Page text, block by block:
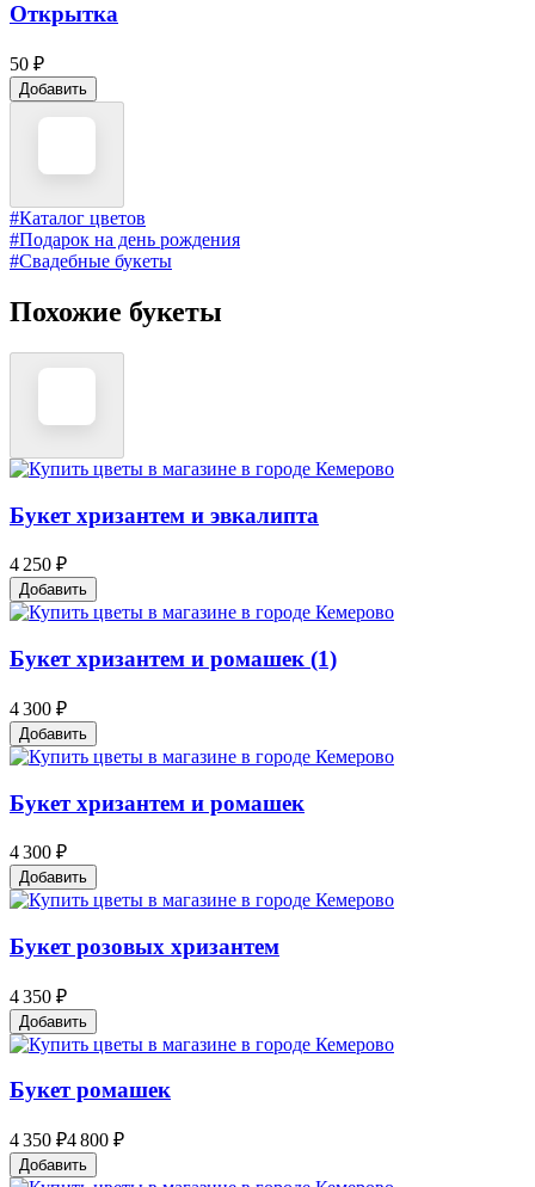
Открытка
50 ₽
Добавить
#Каталог цветов
#Подарок на день рождения
#Свадебные букеты
Похожие букеты
Букет хризантем и эвкалипта
4 250 ₽
Добавить
Букет хризантем и ромашек (1)
4 300 ₽
Добавить
Букет хризантем и ромашек
4 300 ₽
Добавить
Букет розовых хризантем
4 350 ₽
Добавить
Букет ромашек
4 350 ₽4 800 ₽
Добавить